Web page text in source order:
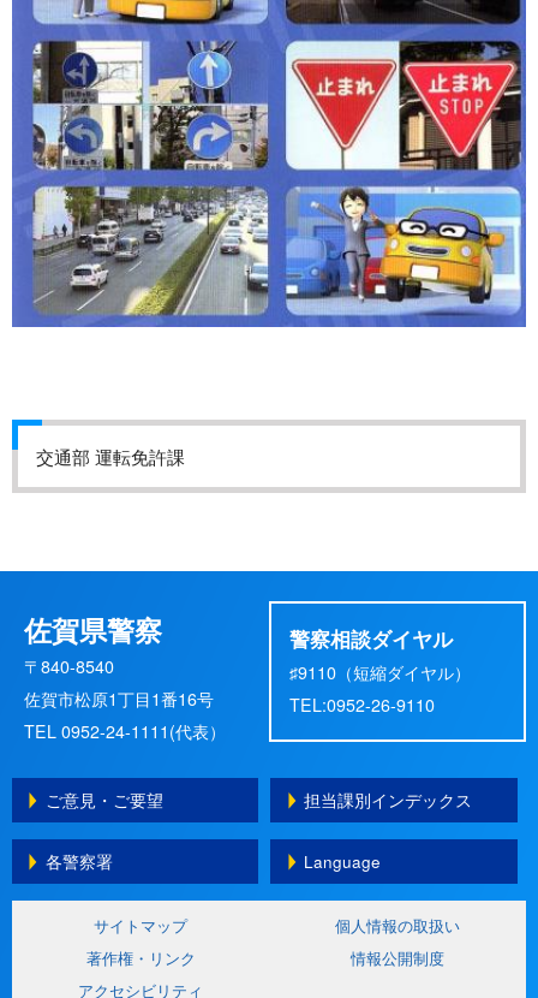
交通部 運転免許課
佐賀県警察
〒840-8540
佐賀市松原1丁目1番16号
TEL 0952-24-1111(代表）
警察相談ダイヤル
♯9110（短縮ダイヤル）
TEL:0952-26-9110
ご意見・ご要望 担当課別インデックス
各警察署 Language
サイトマップ
個人情報の取扱い
著作権・リンク
情報公開制度
アクセシビリティ